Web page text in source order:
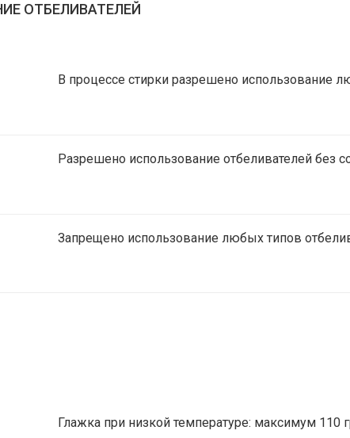
ОТБЕЛИВАТЕЛЕЙ
В процессе стирки разрешено использование
Разрешено использование отбеливателей без
Запрещено использование любых типов
Глажка при низкой температуре: максимум 110